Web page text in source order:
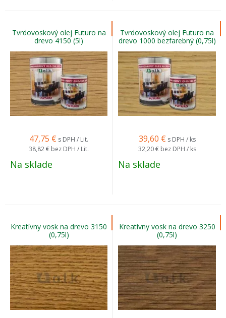
Tvrdovoskový olej Futuro na
drevo 4150 (5l)
47,75 € s DPH / Lit.
38,82 € bez DPH / Lit.
Na sklade
Tvrdovoskový olej Futuro na
drevo 1000 bezfarebný (0,75l)
39,60 € s DPH / ks
32,20 € bez DPH / ks
Na sklade
Kreatívny vosk na drevo 3150
(0,75l)
Kreatívny vosk na drevo 3250
(0,75l)